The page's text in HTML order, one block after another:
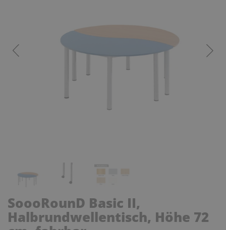
SoooRounD Basic II,
Halbrundwellentisch, Höhe 72